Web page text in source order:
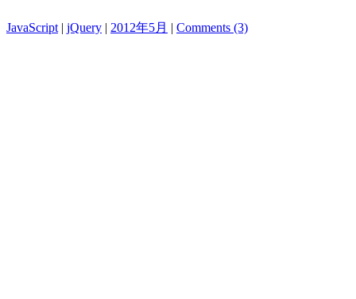
JavaScript| jQuery | 2012年5月 | Comments (3)